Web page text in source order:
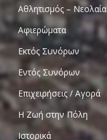
Αθλητισμός – Νεολαία
Αφιερώματα
Εκτός Συνόρων
Εντός Συνόρων
Επιχειρήσεις / Αγορά
Η Ζωή στην Πόλη
Ιστορικά